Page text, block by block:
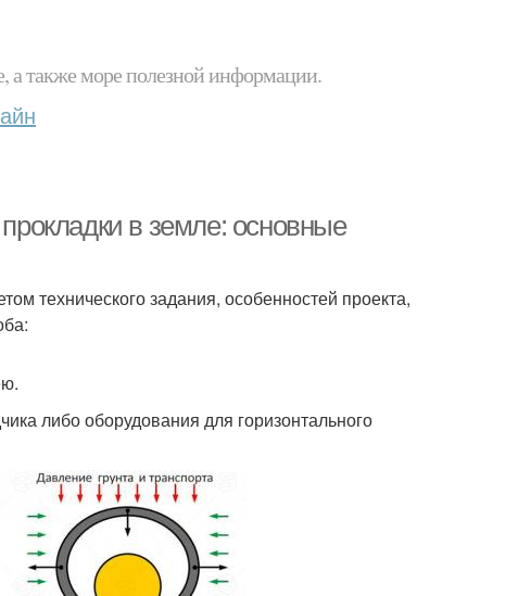
а также море полезной информации.
в земле: основные
технического задания, особенностей проекта,
либо оборудования для горизонтального